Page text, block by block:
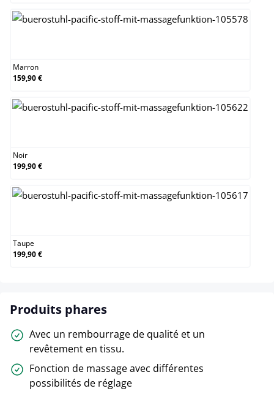
Marron
159,90 €
Noir
199,90 €
Taupe
199,90 €
Produits phares
Avec un rembourrage de qualité et un
revêtement en tissu.
Fonction de massage avec différentes
possibilités de réglage